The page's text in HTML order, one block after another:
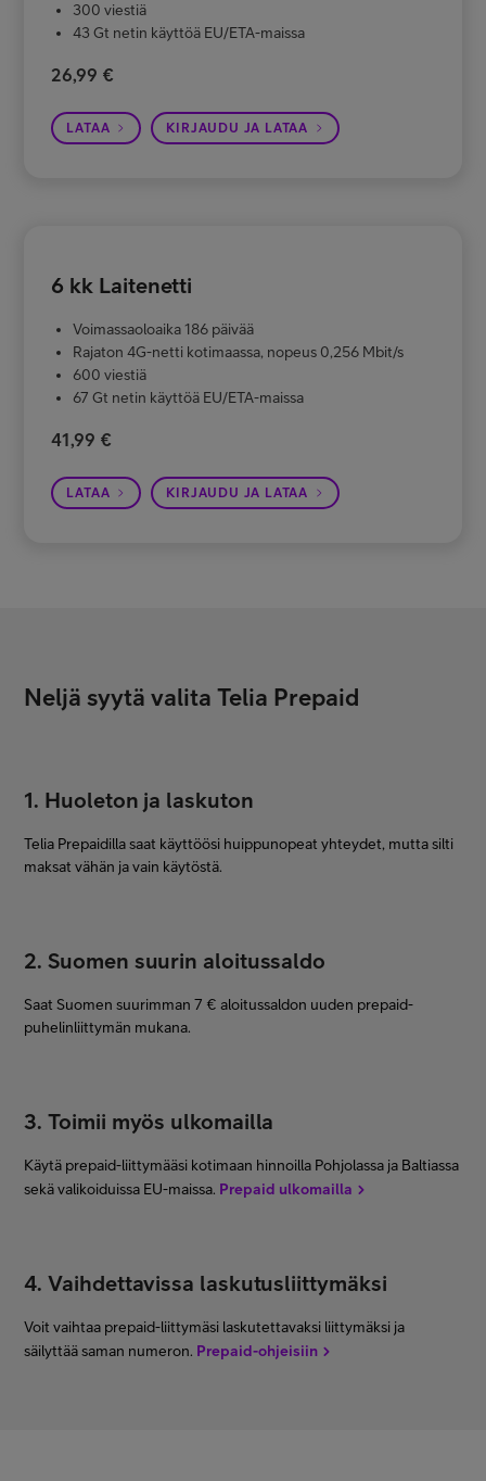
300 viestiä
43 Gt netin käyttöä EU/ETA-maissa
26,99 €
LATAA KIRJAUDU JA LATAA
6 kk Laitenetti
Voimassaoloaika 186 päivää
Rajaton 4G-netti kotimaassa, nopeus 0,256 Mbit/s
600 viestiä
67 Gt netin käyttöä EU/ETA-maissa
41,99 €
LATAA KIRJAUDU JA LATAA
Neljä syytä valita Telia Prepaid
1. Huoleton ja laskuton
Telia Prepaidilla saat käyttöösi huippunopeat yhteydet, mutta silti
maksat vähän ja vain käytöstä.
2. Suomen suurin aloitussaldo
Saat Suomen suurimman 7 € aloitussaldon uuden prepaid-
puhelinliittymän mukana.
3. Toimii myös ulkomailla
Käytä prepaid-liittymääsi kotimaan hinnoilla Pohjolassa ja Baltiassa
sekä valikoiduissa EU-maissa. Prepaid ulkomailla
4. Vaihdettavissa laskutusliittymäksi
Voit vaihtaa prepaid-liittymäsi laskutettavaksi liittymäksi ja
säilyttää saman numeron. Prepaid-ohjeisiin